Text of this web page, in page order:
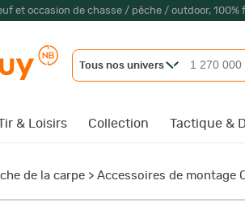
et occasion de chasse / pêche / outdoor, 100%
Tous nos univers
& Loisirs Collection Tactique &
de la carpe > Accessoires de montage